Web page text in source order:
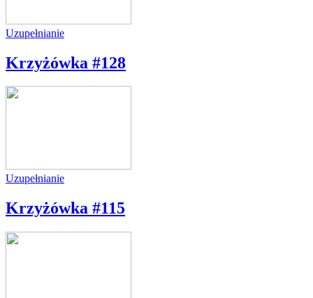
Uzupełnianie
Krzyżówka #128
Uzupełnianie
Krzyżówka #115